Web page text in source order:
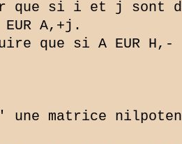
que si i et j sont
A,+j.
que si A EUR
une matrice